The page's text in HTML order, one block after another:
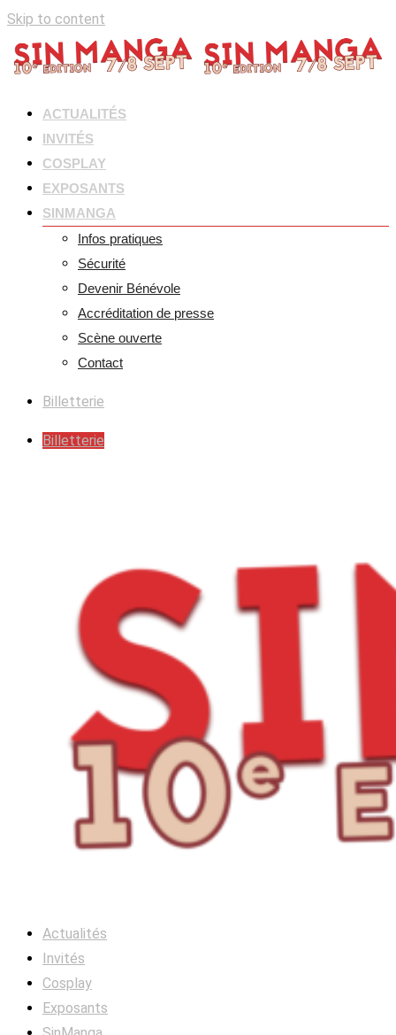
Skip to content
ACTUALITÉS
INVITÉS
COSPLAY
EXPOSANTS
SINMANGA
Infos pratiques
Sécurité
Devenir Bénévole
Accréditation de presse
Scène ouverte
Contact
Billetterie
Billetterie
Actualités
Invités
Cosplay
Exposants